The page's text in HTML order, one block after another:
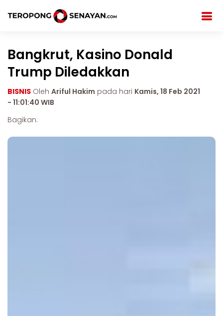
Bangkrut, Kasino Donald
Trump Diledakkan
BISNIS Oleh Ariful Hakim pada hari Kamis, 18 Feb 2021
- 11:01:40 WIB
Bagikan: